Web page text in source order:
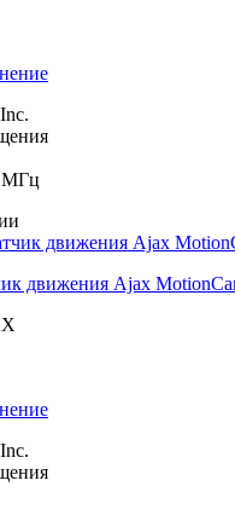
МГц
движения Ajax